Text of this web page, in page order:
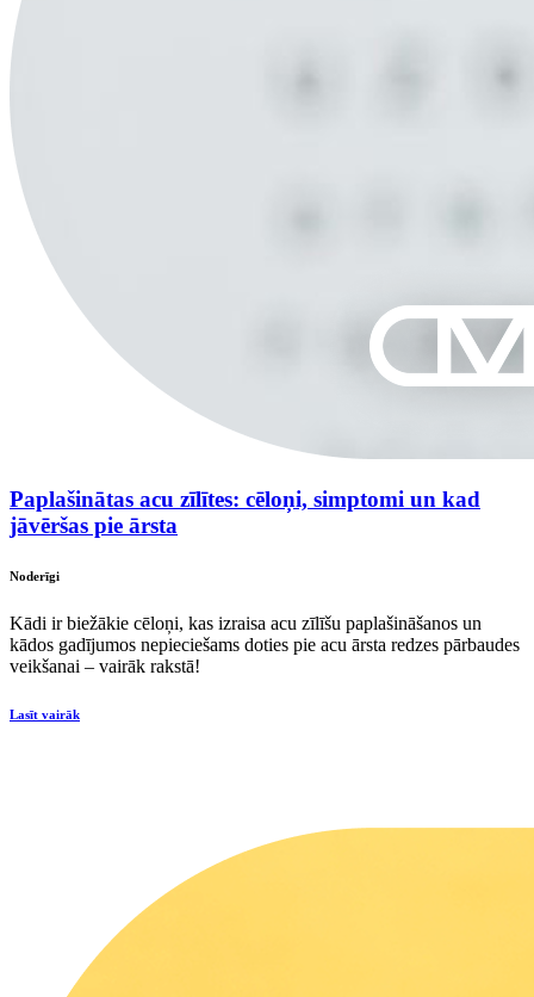
Paplašinātas acu zīlītes: cēloņi, simptomi un kad
jāvēršas pie ārsta
Noderīgi
Kādi ir biežākie cēloņi, kas izraisa acu zīlīšu paplašināšanos un
kādos gadījumos nepieciešams doties pie acu ārsta redzes pārbaudes
veikšanai – vairāk rakstā!
Lasīt vairāk